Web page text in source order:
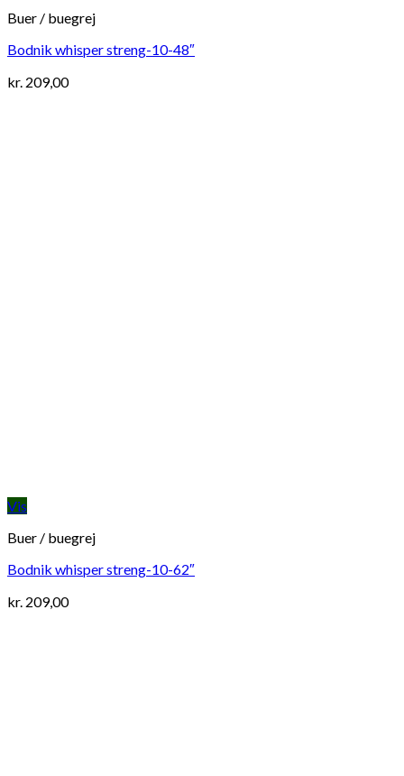
Buer / buegrej
Bodnik whisper streng-10-48″
kr. 209,00
Vis
Buer / buegrej
Bodnik whisper streng-10-62″
kr. 209,00